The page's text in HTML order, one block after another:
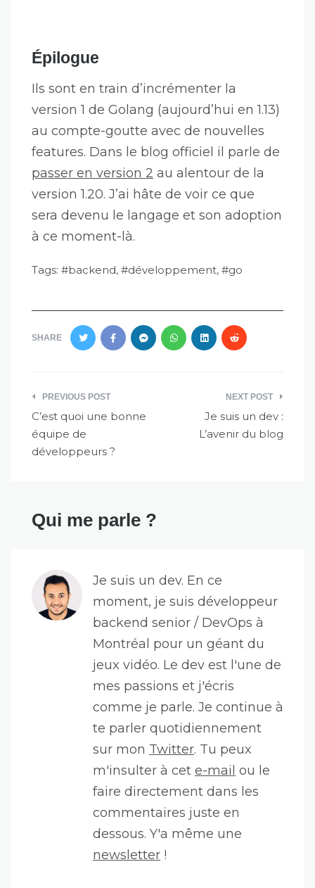
Épilogue
Ils sont en train d’incrémenter la
version 1 de Golang (aujourd’hui en 1.13)
au compte-goutte avec de nouvelles
features. Dans le blog officiel il parle de
passer en version 2 au alentour de la
version 1.20. J’ai hâte de voir ce que
sera devenu le langage et son adoption
à ce moment-là.
Tags: backend, développement, go
SHARE
Navigation
de
l’article
PREVIOUS POST
C’est quoi une bonne
équipe de
développeurs ?
NEXT POST
Je suis un dev :
L’avenir du blog
Qui me parle ?
Je suis un dev. En ce
moment, je suis développeur
backend senior / DevOps à
Montréal pour un géant du
jeux vidéo. Le dev est l'une de
mes passions et j'écris
comme je parle. Je continue à
te parler quotidiennement
sur mon Twitter. Tu peux
m'insulter à cet e-mail ou le
faire directement dans les
commentaires juste en
dessous. Y'a même une
newsletter !